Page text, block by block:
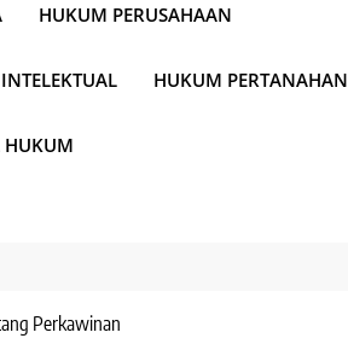
HUKUM PERUSAHAAN
HUKUM PERTANAHAN
HUKUM
Perkawinan